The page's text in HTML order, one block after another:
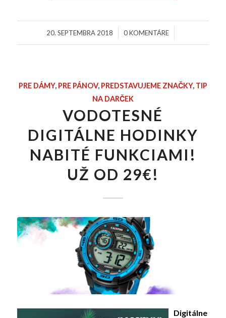
20. SEPTEMBRA 2018
/ 0 KOMENTÁRE
/
PRE DÁMY, PRE PÁNOV, PREDSTAVUJEME ZNAČKY, TIP
NA DARČEK
VODOTESNÉ
DIGITÁLNE HODINKY
NABITÉ FUNKCIAMI!
UŽ OD 29€!
Digitálne